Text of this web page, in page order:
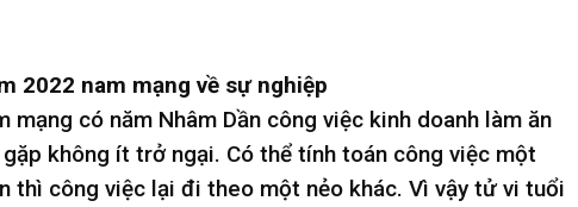
2022 nam mạng về sự nghiệp
mạng có năm Nhâm Dần công việc kinh doanh làm ăn
không ít trở ngại. Có thể tính toán công việc một
thì công việc lại đi theo một nẻo khác. Vì vậy tử vi tuổi